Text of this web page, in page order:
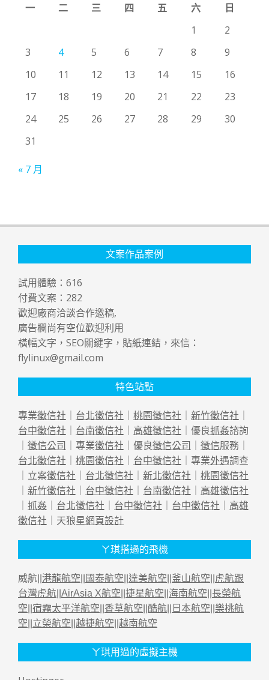
一
二 三 四 五 六
日
1
2
3
4 5 6 7 8
9
10
11 12 13 14 15
16
17
18 19 20 21 22
23
24
25 26 27 28 29
30
31
« 7 月
文案作品案例
試用體驗： 616
付費文案： 282
歡迎廠商洽談合作邀稿,
廣告欄尚有空位歡迎利用
橫幅文字，SEO關鍵字，貼紙連結，來信：
flylinux@gmail.com
特色站點
專業徵信社 ｜ 台北徵信社 ｜ 桃園徵信社 ｜ 新竹徵信社 ｜
台中徵信社 ｜ 台南徵信社 ｜ 高雄徵信社 ｜優良抓姦諮詢
｜ 徵信公司 ｜專業徵信社 ｜優良徵信公司 ｜ 徵信服務｜
台北徵信社 ｜ 桃園徵信社 ｜ 台中徵信社 ｜專業外遇調查
｜立案徵信社 ｜ 台北徵信社 ｜ 新北徵信社 ｜ 桃園徵信社
｜ 新竹徵信社 ｜ 台中徵信社 ｜ 台南徵信社 ｜ 高雄徵信社
｜ 抓姦 ｜ 台北徵信社 ｜ 台中徵信社 ｜ 台中徵信社 ｜ 高雄
徵信社 ｜天狼星網頁設計
ㄚ琪搭過的飛機
威航|| 港龍航空 國泰航空 達美航空 釜山航空
虎航跟
台灣虎航 AirAsia X航空 捷星航空 海南航空 長榮航
空 宿霧太平洋航空 香草航空 酷航 日本航空 樂桃航
空 立榮航空 越捷航空 越南航空
ㄚ琪用過的虛擬主機